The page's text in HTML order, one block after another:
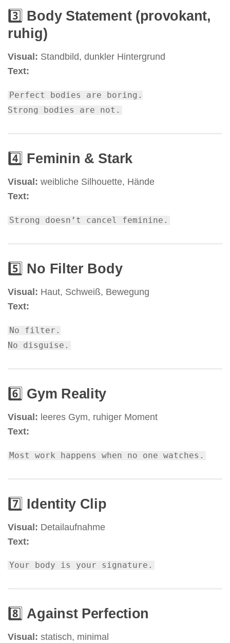
3️⃣ Body Statement (provokant,
ruhig)
Visual: Standbild, dunkler Hintergrund
Text:
Perfect bodies are boring.
Strong bodies are not.
4️⃣ Feminin & Stark
Visual: weibliche Silhouette, Hände
Text:
Strong doesn’t cancel feminine.
5️⃣ No Filter Body
Visual: Haut, Schweiß, Bewegung
Text:
No filter .
No disguise.
6️⃣ Gym Reality
Visual: leeres Gym, ruhiger Moment
Text:
Most work happens when no one watches.
7️⃣ Identity Clip
Visual: Detailaufnahme
Text:
Your body is your signature.
8️⃣Against Perfection
Visual: statisch, minimal